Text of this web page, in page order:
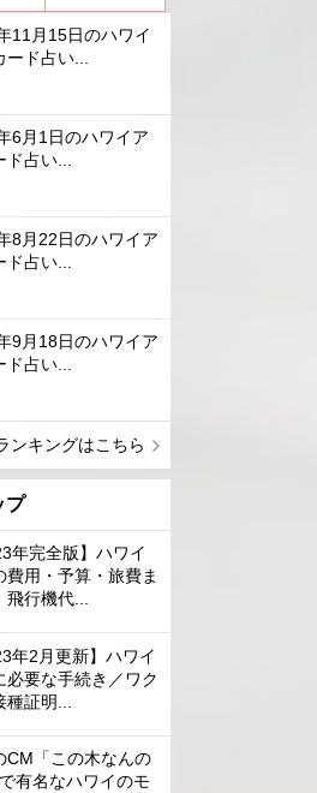
11月15日のハワイ
ード占い...
6月1日のハワイア
ド占い...
8月22日のハワイア
ド占い...
9月18日のハワイア
ド占い...
ンキングはこちら
プ
年完全版】ハワイ
費用・予算・旅費ま
飛行機代...
年2月更新】ハワイ
必要な手続き／ワク
証明...
CM「この木なんの
有名なハワイのモ